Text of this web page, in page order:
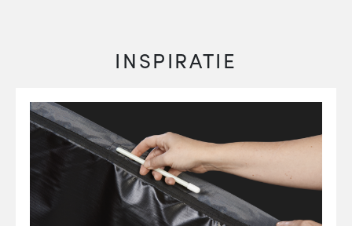
INSPIRATIE